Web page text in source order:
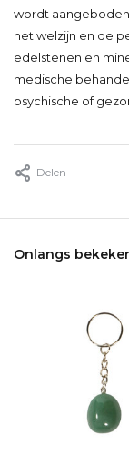
wordt
het welzijn en de
edelstenen en
medische
psychische of
Delen
Onlangs